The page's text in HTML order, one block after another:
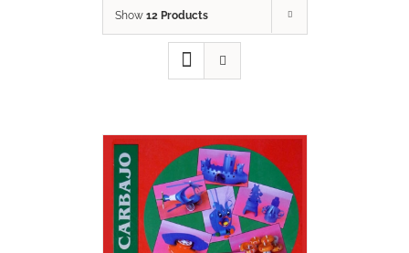
Show 12 Products